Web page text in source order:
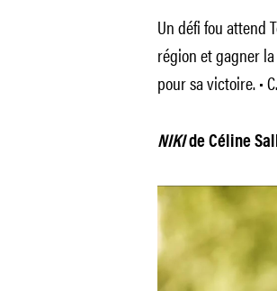
Un défi fou attend
région et gagner
pour sa victoire. •
NIKIde Céline